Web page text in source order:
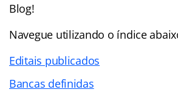
Blog!
Navegue utilizando o índice
Editais publicados
Bancas definidas